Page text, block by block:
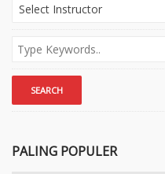
Select Instructor
PALING POPULER